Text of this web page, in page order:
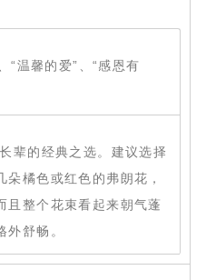
“温馨的爱”、“感恩有
辈的经典之选。建议选择
朵橘色或红色的弗朗花，
且整个花束看起来朝气蓬
舒畅。